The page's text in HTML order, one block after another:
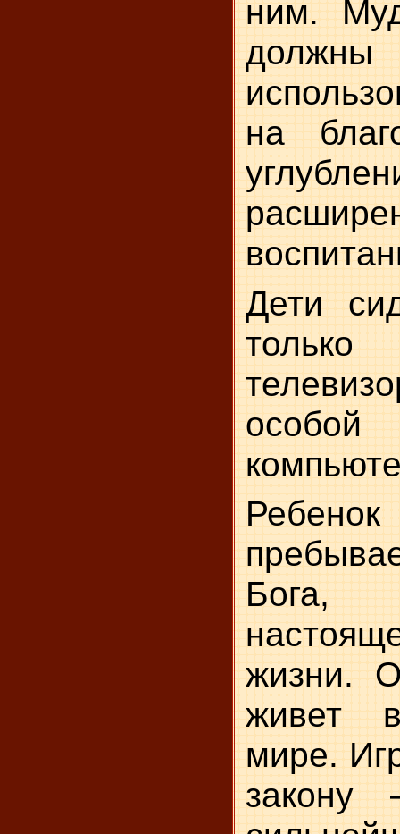
ним.
на
Дети
Бога,
жизни.
живет
мире.
закону